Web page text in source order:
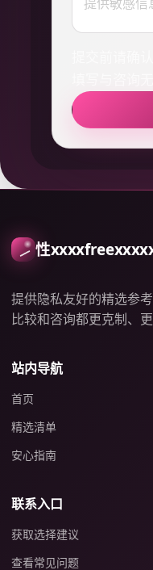
性
提供隐私友好的精选参
比较和咨询都更克制、更
站内导航
首页
精选清单
安心指南
联系入口
获取选择建议
查看常见问题